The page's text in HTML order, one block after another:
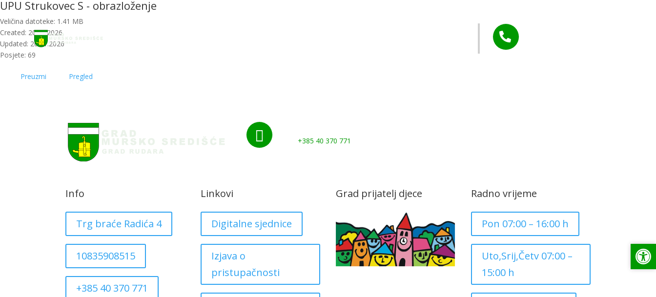

UPU Strukovec S - obrazloženje
Veličina datoteke: 1.41 MB
Created: 20.01.2026
Updated: 20.01.2026
Posjete: 69
Preuzmi Pregled
 +385 40 370 771
Info
Trg braće Radića 4
10835908515
+385 40 370 771
Linkovi
Digitalne sjednice
Izjava o
pristupačnosti
Grad prijatelj djece Radno vrijeme
Pon 07:00 – 16:00 h
Uto,Srij,Četv 07:00 –
15:00 h